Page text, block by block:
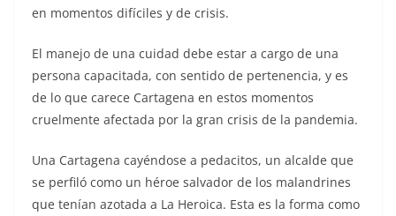
en momentos difíciles y de crisis.
El manejo de una cuidad debe estar a cargo de una
persona capacitada, con sentido de pertenencia, y es
de lo que carece Cartagena en estos momentos
cruelmente afectada por la gran crisis de la pandemia.
Una Cartagena cayéndose a pedacitos, un alcalde que
se perfiló como un héroe salvador de los malandrines
que tenían azotada a La Heroica. Esta es la forma como